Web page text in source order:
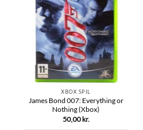
Mulighederne
kan
vælges
på
varesiden
XBOX SPIL
James Bond 007: Everything or
Nothing (Xbox)
50,00 kr.